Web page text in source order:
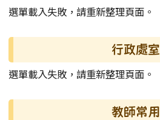
選單載入失敗，請重新整理頁面。
行政處室
選單載入失敗，請重新整理頁面。
教師常用